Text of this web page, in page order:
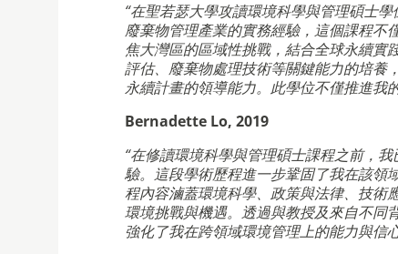
“在聖若瑟大學攻讀環境科學與管理碩士
廢棄物管理產業的實務經驗，這個課程不
焦大灣區的區域性挑戰，結合全球永續實
評估、廢棄物處理技術等關鍵能力的培養
永續計畫的領導能力。此學位不僅推進我
Bernadette Lo, 2019
“在修讀環境科學與管理碩士課程之前，
驗。這段學術歷程進一步鞏固了我在該領
程內容滷蓋環境科學、政策與法律、技術
環境挑戰與機遇。透過與教授及來自不同
強化了我在跨領域環境管理上的能力與信